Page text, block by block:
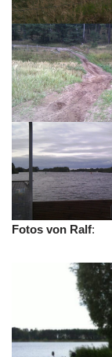
Fotos von Ralf: